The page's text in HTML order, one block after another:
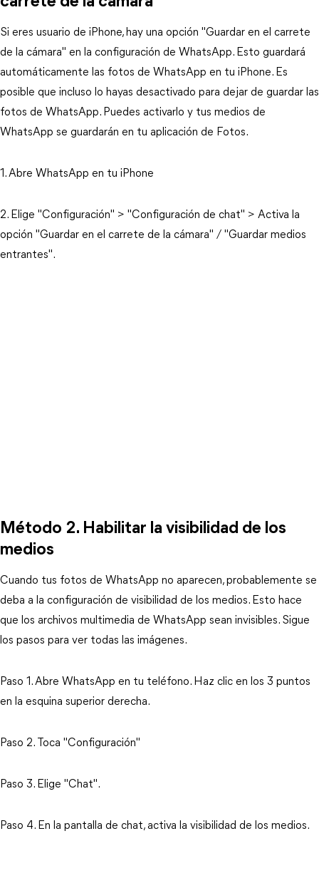
Si eres usuario de iPhone, hay una opción "Guardar en el carrete
de la cámara" en la configuración de WhatsApp. Esto guardará
automáticamente las fotos de WhatsApp en tu iPhone. Es
posible que incluso lo hayas desactivado para dejar de guardar las
fotos de WhatsApp. Puedes activarlo y tus medios de
WhatsApp se guardarán en tu aplicación de Fotos.
1. Abre WhatsApp en tu iPhone
2. Elige "Configuración" > "Configuración de chat" > Activa la
opción "Guardar en el carrete de la cámara" / "Guardar medios
entrantes".
Método 2. Habilitar la visibilidad de los
medios
Cuando tus fotos de WhatsApp no aparecen, probablemente se
deba a la configuración de visibilidad de los medios. Esto hace
que los archivos multimedia de WhatsApp sean invisibles. Sigue
los pasos para ver todas las imágenes.
Paso 1. Abre WhatsApp en tu teléfono. Haz clic en los 3 puntos
en la esquina superior derecha.
Paso 2. Toca "Configuración"
Paso 3. Elige "Chat".
Paso 4. En la pantalla de chat, activa la visibilidad de los medios.